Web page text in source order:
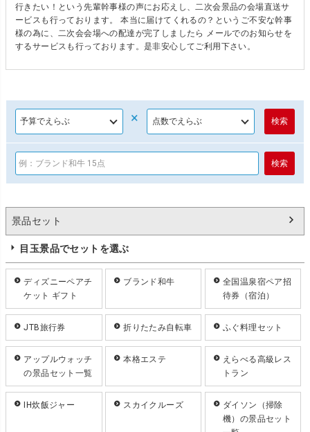
行きたい！という先輩幹事様の声にお応えし、二次会景品の会場直送サ
ービスも行っております。 本当に届けてくれるの？というご不安な幹事
様の為に、二次会会場への配達が完了しましたら メールでのお知らせを
するサービスも行っております。是非安心してご利用下さい。
×
景品セット
目玉景品でセットを選ぶ
ディズニーペアチ
ケット ギフト
ブランド和牛
全国温泉宿ペア招
待券（宿泊）
JTB旅行券 折りたたみ自転車 ふぐ料理セット
アップルウォッチ
の景品セット一覧
本格エステ
えらべる高級レス
トラン
IH炊飯ジャー スカイクルーズ
ダイソン（掃除
機）の景品セット